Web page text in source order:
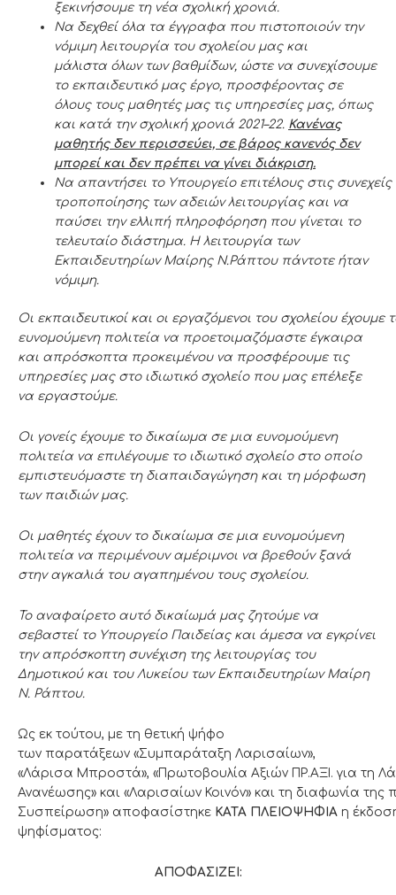
ξεκινήσουμε τη νέα σχολική χρονιά.
Να δεχθεί όλα τα έγγραφα που πιστοποιούν την
νόμιμη λειτουργία του σχολείου μας και
μάλιστα όλων των βαθμίδων, ώστε να συνεχίσουμε
το εκπαιδευτικό μας έργο, προσφέροντας σε
όλους τους μαθητές μας τις υπηρεσίες μας, όπως
και κατά την σχολική χρονιά 2021–22. Κανένας
μαθητής δεν περισσεύει, σε βάρος κανενός δεν
μπορεί και δεν πρέπει να γίνει διάκριση.
Να απαντήσει το Υπουργείο επιτέλους στις συνεχείς
τροποποίησης των αδειών λειτουργίας και να
παύσει την ελλιπή πληροφόρηση που γίνεται το
τελευταίο διάστημα. Η λειτουργία των
Εκπαιδευτηρίων Μαίρης Ν.Ράπτου πάντοτε ήταν
νόμιμη.
Οι εκπαιδευτικοί και οι εργαζόμενοι του σχολείου έχουμε
ευνομούμενη πολιτεία να προετοιμαζόμαστε έγκαιρα
και απρόσκοπτα προκειμένου να προσφέρουμε τις
υπηρεσίες μας στο ιδιωτικό σχολείο που μας επέλεξε
να εργαστούμε.
Οι γονείς έχουμε το δικαίωμα σε μια ευνομούμενη
πολιτεία να επιλέγουμε το ιδιωτικό σχολείο στο οποίο
εμπιστευόμαστε τη διαπαιδαγώγηση και τη μόρφωση
των παιδιών μας.
Οι μαθητές έχουν το δικαίωμα σε μια ευνομούμενη
πολιτεία να περιμένουν αμέριμνοι να βρεθούν ξανά
στην αγκαλιά του αγαπημένου τους σχολείου.
Το αναφαίρετο αυτό δικαίωμά μας ζητούμε να
σεβαστεί το Υπουργείο Παιδείας και άμεσα να εγκρίνει
την απρόσκοπτη συνέχιση της λειτουργίας του
Δημοτικού και του Λυκείου των Εκπαιδευτηρίων Μαίρη
Ν. Ράπτου.
Ως εκ τούτου, με τη θετική ψήφο
των παρατάξεων «Συμπαράταξη Λαρισαίων»,
«Λάρισα Μπροστά», «Πρωτοβουλία Αξιών ΠΡ.ΑΞΙ. για τη
Ανανέωσης» και «Λαρισαίων Κοινόν» και τη διαφωνία της
Συσπείρωση» αποφασίστηκε ΚΑΤΑ ΠΛΕΙΟΨΗΦΙΑ η
ψηφίσματος:
ΑΠΟΦΑΣΙΖΕΙ: